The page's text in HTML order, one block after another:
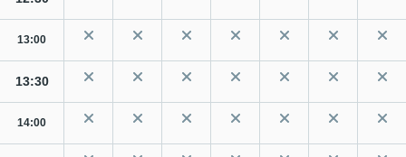
13:00
13:30
14:00